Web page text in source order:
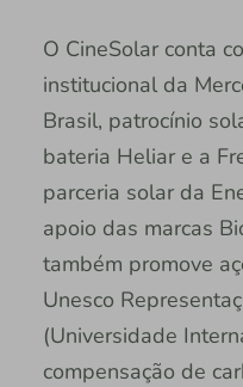
O CineSolar conta
institucional da
Brasil, patrocínio
bateria Heliar e a
parceria solar da
apoio das marcas
também promove
Unesco
(Universidade
compensação de